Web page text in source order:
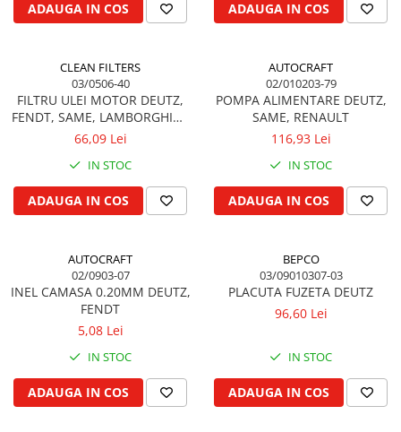
Colier toba esapament
Admisia aerului
Flexibil evacuare
Garnituri motor
Garnitura baie de ulei
Garnitura culbutori capac camera
supapelor
Garnitura chiulasa motor
Set garnituri chiulasa
Set garnituri inferior
Garnituri vrac
Vibrochen si volanta
Cuzineti palier
Cuzineti axiali, semilune
Inel fata arbore motor
Vibrochen arbore motor
Filtru hidraulic
Prefiltru de aer
Filtru de aerisire, particule
Franare
Cablu de frana
Cilindru de frana
Frana de oprire
Frane cu disc in baie de ulei
Frane pneumatice
Frane cu disc uscat
Frane cu tambur
Pedala de frana
Roti fata si spate
Jante fata
Piulite roata
Kuhn, Huard
Kola Rivale
Blanchot
Seko
Agrimaster
Annovi Reverberi
Fella
ADAUGA IN COS ADAUGA IN COS
CLEAN FILTERS
03/0506-40
FILTRU ULEI MOTOR DEUTZ,
FENDT, SAME, LAMBORGHINI,
HURLIMANN, STEYR
66,09 Lei
IN STOC
ADAUGA IN COS
AUTOCRAFT
02/010203-79
POMPA ALIMENTARE DEUTZ,
SAME, RENAULT
116,93 Lei
IN STOC
ADAUGA IN COS
AUTOCRAFT
02/0903-07
INEL CAMASA 0.20MM DEUTZ,
FENDT
5,08 Lei
IN STOC
ADAUGA IN COS
BEPCO
03/09010307-03
PLACUTA FUZETA DEUTZ
96,60 Lei
IN STOC
ADAUGA IN COS